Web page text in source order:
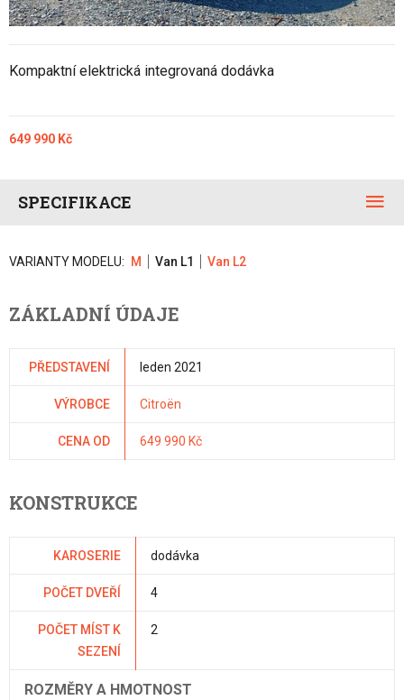
Kompaktní elektrická integrovaná dodávka
649 990 Kč
SPECIFIKACE
VARIANTY MODELU: M Van L1 Van L2
ZÁKLADNÍ ÚDAJE
PŘEDSTAVENÍ leden 2021
VÝROBCE Citroën
CENA OD 649 990 Kč
KONSTRUKCE
KAROSERIE dodávka
POČET DVEŘÍ 4
POČET MÍST K
SEZENÍ
2
ROZMĚRY A HMOTNOST